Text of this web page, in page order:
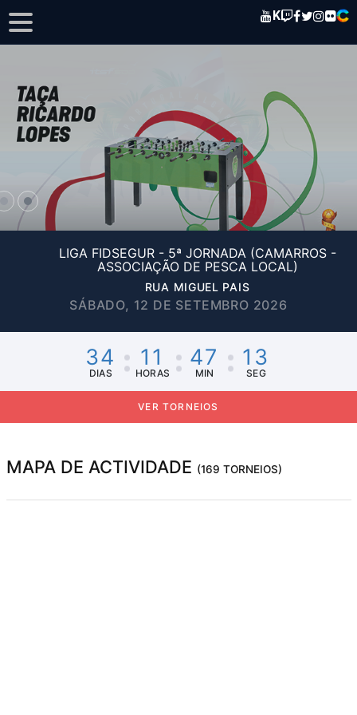
K
LIGA FIDSEGUR - 5ª JORNADA (CAMARROS -
ASSOCIAÇÃO DE PESCA LOCAL)
RUA MIGUEL PAIS
SÁBADO, 12 DE SETEMBRO 2026
34
DIAS
11
HORAS
47
MIN
13
SEG
VER TORNEIOS
MAPA DE ACTIVIDADE (169 TORNEIOS)